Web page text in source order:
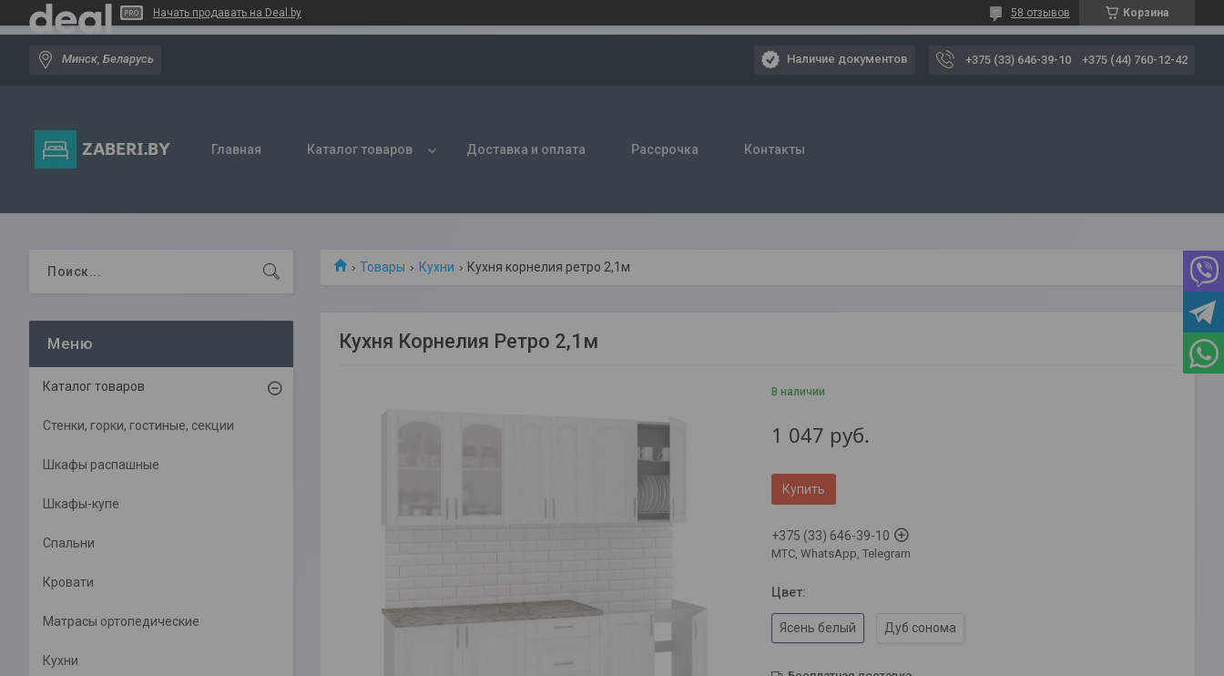
Начать продавать на Deal.by Корзина
58 отзывов
Минск, Беларусь Наличие документов +375 (33) 646-39-10 +375 (44) 760-12-42
Главная Каталог товаров Доставка и оплата Рассрочка Контакты
Товары Кухни Кухня корнелия ретро 2,1м
Кухня Корнелия Ретро 2,1м
В наличии
1 047 руб.
Купить
+375 (33) 646-39-10
МТС, WhatsApp, Telegram
Цвет:
Ясень белый Дуб сонома
Каталог товаров
Стенки, горки, гостиные, секции
Шкафы распашные
Шкафы-купе
Спальни
Кровати
Матрасы ортопедические
Кухни